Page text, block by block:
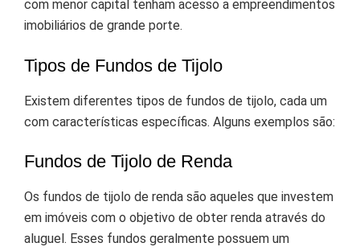
com menor capital tenham acesso a empreendimentos
imobiliários de grande porte.
Tipos de Fundos de Tijolo
Existem diferentes tipos de fundos de tijolo, cada um
com características específicas. Alguns exemplos são:
Fundos de Tijolo de Renda
Os fundos de tijolo de renda são aqueles que investem
em imóveis com o objetivo de obter renda através do
aluguel. Esses fundos geralmente possuem um